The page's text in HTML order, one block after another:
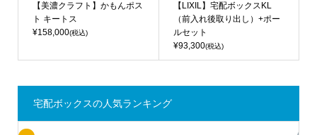
【美濃クラフト】かもんポス
ト キートス
¥158,000(税込)
【LIXIL】宅配ボックスKL
（前入れ後取り出し）+ポー
ルセット
¥93,300(税込)
宅配ボックスの人気ランキング